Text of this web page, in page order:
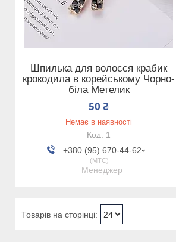
Шпилька для волосся крабик
крокодила в корейському Чорно-
біла Метелик
50 ₴
Немає в наявності
1
+380 (95) 670-44-62
МТС
Менеджер